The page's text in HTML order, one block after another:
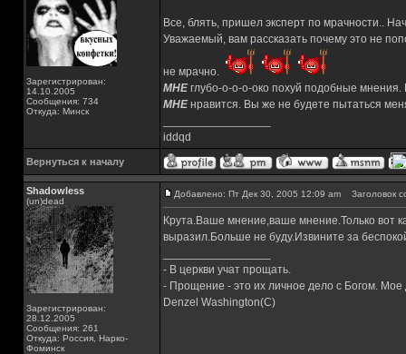
Зарегистрирован:
14.10.2005
Сообщения: 734
Откуда: Минск
Все, блять, пришел эксперт по мрачности..
Уважаемый, вам рассказать почему это не
не мрачно.
МНЕглубо-о-о-о-око похуй подобные
МНЕнравится. Вы же не будете пытаться
iddqd
Вернуться к началу
Shadowless
(un)dead
Зарегистрирован:
28.12.2005
Сообщения: 261
Откуда: Россия, Нарко-
Фоминск
Добавлено: Пт Дек 30, 2005 12:09 am Заголовок
Крута.Ваше мнение,ваше мнение.Только вот
выразил.Больше не буду.Извините за
- В церкви учат прощать.
- Прощение - это их личное дело с Богом. Мое
Denzel Washington(C)